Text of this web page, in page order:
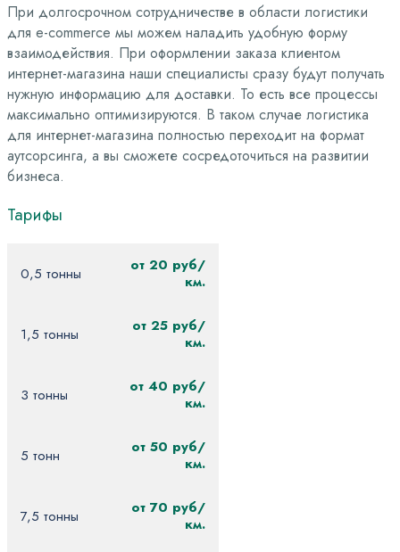
При долгосрочном сотрудничестве в области логистики
для e-commerce мы можем наладить удобную форму
взаимодействия. При оформлении заказа клиентом
интернет-магазина наши специалисты сразу будут получать
нужную информацию для доставки. То есть все процессы
максимально оптимизируются. В таком случае логистика
для интернет-магазина полностью переходит на формат
аутсорсинга, а вы сможете сосредоточиться на развитии
бизнеса.
Тарифы
0,5 тонны
от 20 руб/
км.
1,5 тонны
от 25 руб/
км.
3 тонны
от 40 руб/
км.
5 тонн
от 50 руб/
км.
7,5 тонны
от 70 руб/
км.